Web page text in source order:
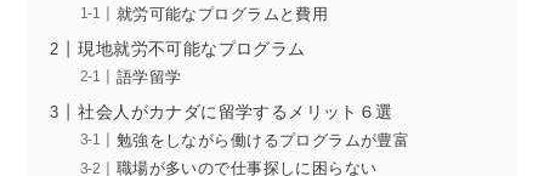
就労可能なプログラムと費用
現地就労不可能なプログラム
語学留学
社会人がカナダに留学するメリット６選
勉強をしながら働けるプログラムが豊富
職場が多いので仕事探しに困らない